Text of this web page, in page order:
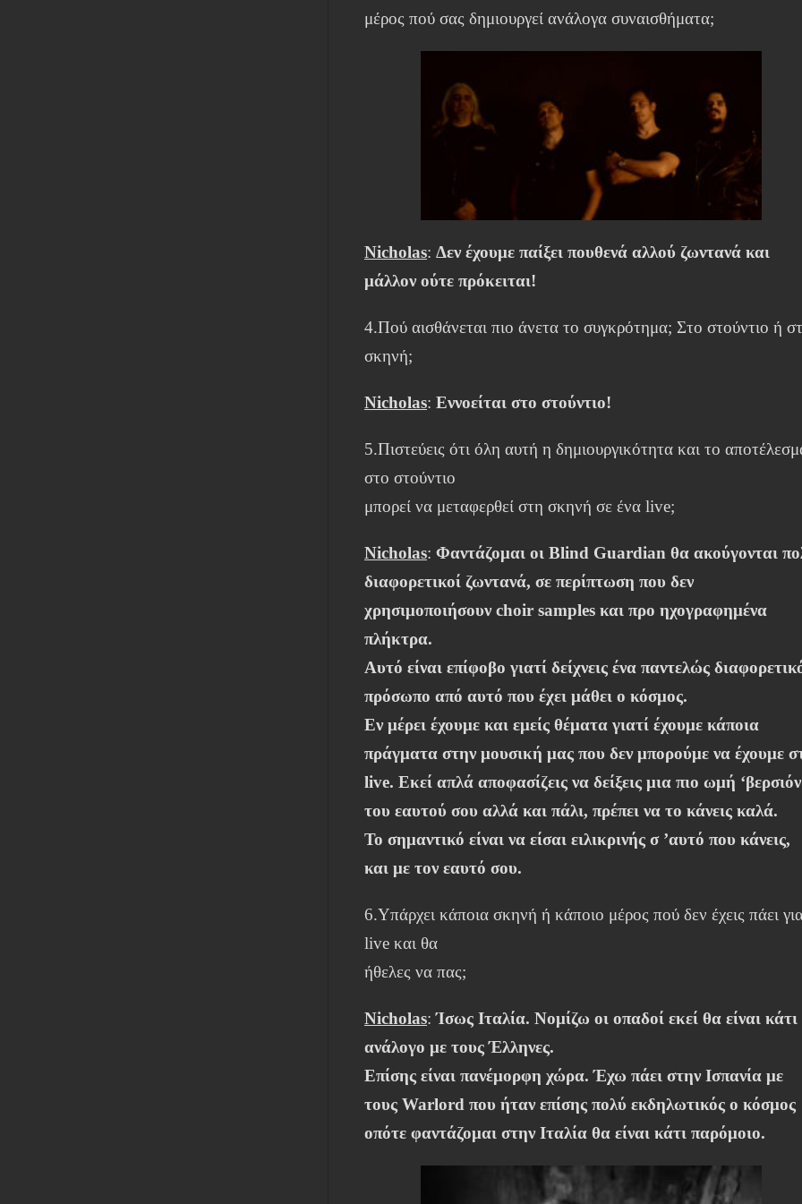
μέρος πού σας δημιουργεί ανάλογα συναισθήματα;
Nicholas:Δεν έχουμε παίξει πουθενά αλλού ζωντανά και
μάλλον ούτε πρόκειται!
4.Πού αισθάνεται πιο άνετα το συγκρότημα; Στο στούντιο ή
σκηνή;
Nicholas:Εννοείται στο στούντιο!
5.Πιστεύεις ότι όλη αυτή η δημιουργικότητα και το
στο στούντιο
μπορεί να μεταφερθεί στη σκηνή σε ένα live;
Nicholas:Φαντάζομαι οι Blind Guardian θα ακούγονται
διαφορετικοί ζωντανά, σε περίπτωση που δεν
χρησιμοποιήσουν choir samples και προ ηχογραφημένα
πλήκτρα.
Αυτό είναι επίφοβο γιατί δείχνεις ένα παντελώς
πρόσωπο από αυτό που έχει μάθει ο κόσμος.
Εν μέρει έχουμε και εμείς θέματα γιατί έχουμε κάποια
πράγματα στην μουσική μας που δεν μπορούμε να έχουμε
live. Εκεί απλά αποφασίζεις να δείξεις μια πιο ωμή
του εαυτού σου αλλά και πάλι, πρέπει να το κάνεις καλά.
Το σημαντικό είναι να είσαι ειλικρινής σ ’αυτό που κάνεις,
και με τον εαυτό σου.
6.Υπάρχει κάποια σκηνή ή κάποιο μέρος πού δεν έχεις πάει
live και θα
ήθελες να πας;
Nicholas:Ίσως Ιταλία. Νομίζω οι οπαδοί εκεί θα είναι κάτι
ανάλογο με τους Έλληνες.
Επίσης είναι πανέμορφη χώρα. Έχω πάει στην Ισπανία με
τους Warlord που ήταν επίσης πολύ εκδηλωτικός ο κόσμος
οπότε φαντάζομαι στην Ιταλία θα είναι κάτι παρόμοιο.